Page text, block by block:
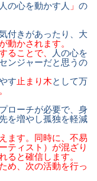
の心を動かす人 」 の
付きがあったり、大
動かされます。
ることで、
人の心を
ンジャーだと思うの
す 止まり木として万
ローチが必要で、身
を増やし孤独を軽減
ます。同時に、不易
ティスト）が混ざり
ると確信します。
め、次の活動を行っ